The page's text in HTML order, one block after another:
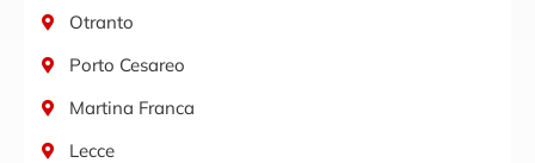
Otranto
Porto Cesareo
Martina Franca
Lecce